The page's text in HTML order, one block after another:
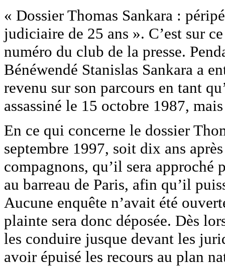
« Dossier Thomas Sankara :
judiciaire de 25 ans ». C’est sur
numéro du club de la presse.
Bénéwendé Stanislas Sankara a
revenu sur son parcours en tant
assassiné le 15 octobre 1987,
En ce qui concerne le dossier
septembre 1997, soit dix ans
compagnons, qu’il sera
au barreau de Paris, afin qu’il
Aucune enquête n’avait été
plainte sera donc déposée. Dès
les conduire jusque devant les
avoir épuisé les recours au plan